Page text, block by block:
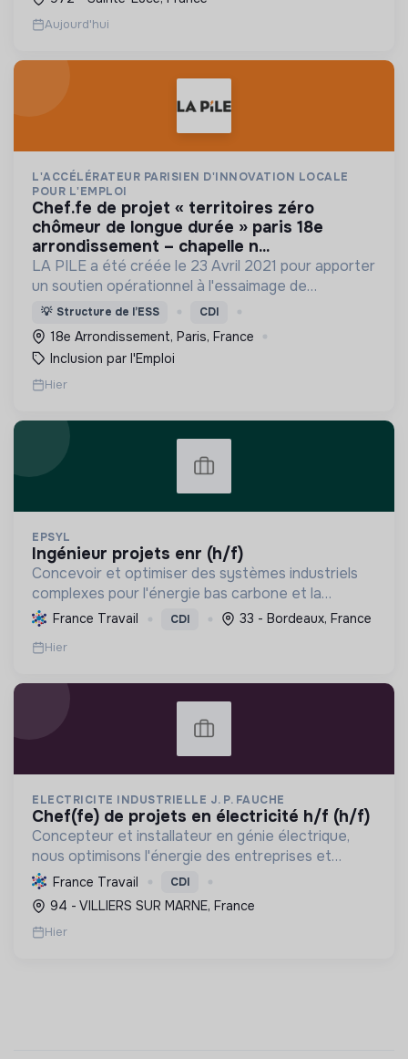
aven...
Aujourd'hui
L'ACCÉLÉRATEUR PARISIEN D'INNOVATION LOCALE
POUR L'EMPLOI
chef.fe de projet « territoires zéro
chômeur de longue durée » paris 18e
arrondissement – chapelle n...
LA PILE a été créée le 23 Avril 2021 pour apporter
un soutien opérationnel à l'essaimage de
l’expérimentation "Territoires Zéro Chômeur de
Longue Durée" à Paris
💡 Structure de l’ESS CDI
18e Arrondissement, Paris, France
Inclusion par l'Emploi
Hier
EPSYL
ingénieur projets enr (h/f)
Concevoir et optimiser des systèmes industriels
complexes pour l'énergie bas carbone et la
mobilité durable, en s'appuyant sur l'innovation et
une démarche RSE.
France Travail CDI 33 - Bordeaux, France
Hier
ELECTRICITE INDUSTRIELLE J. P. FAUCHE
chef(fe) de projets en électricité h/f (h/f)
Concepteur et installateur en génie électrique,
nous optimisons l'énergie des entreprises et
collectivités. Engagés dans la transition
écologique avec le Label RGE, nous offrons des
solutions innovant...
France Travail CDI
94 - VILLIERS SUR MARNE, France
Hier